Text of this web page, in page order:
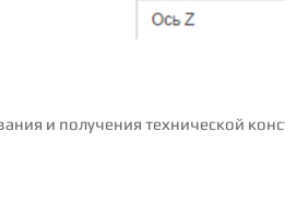
и получения технической